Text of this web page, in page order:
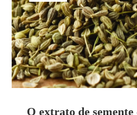
O extrato de semente